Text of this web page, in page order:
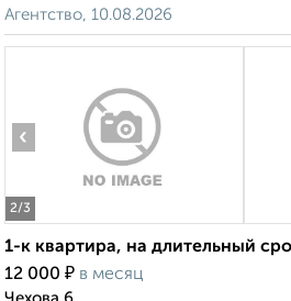
Агентство, 10.08.2026
2/3
‹
1-к квартира, на длительный
12 000 ₽ в месяц